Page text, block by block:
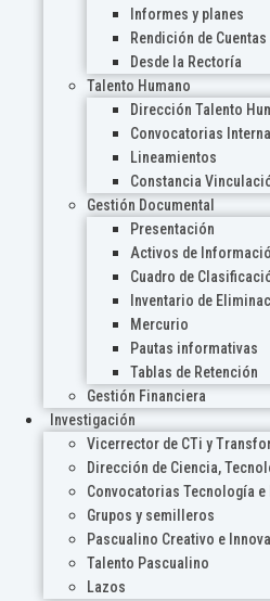
Informes y planes
Rendición de Cuentas
Desde la Rectoría
Talento Humano
Dirección Talento
Convocatorias
Lineamientos
Constancia
Gestión Documental
Presentación
Activos de
Cuadro de
Inventario de
Mercurio
Pautas informativas
Tablas de Retención
Gestión Financiera
Investigación
Vicerrector de CTi y
Dirección de Ciencia,
Convocatorias Tecnología e
Grupos y semilleros
Pascualino Creativo e
Talento Pascualino
Lazos